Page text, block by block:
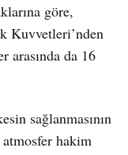
göre,
Kuvvetleri’nden
arasında da 16
sağlanmasının
hakim